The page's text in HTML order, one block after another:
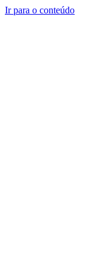
Ir para o conteúdo